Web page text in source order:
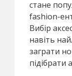
стане
fashion-
Вибір
навіть
заграти
підібрати